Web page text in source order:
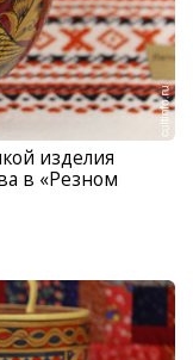
изделия
в «Резном